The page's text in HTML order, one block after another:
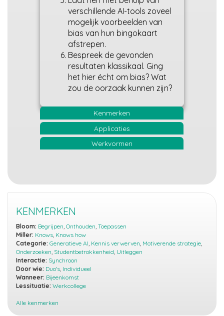
verschillende AI-tools zoveel
mogelijk voorbeelden van
bias van hun bingokaart
afstrepen.
Bespreek de gevonden
resultaten klassikaal. Ging
het hier écht om bias? Wat
zou de oorzaak kunnen zijn?
Kenmerken
Applicaties
Werkvormen
KENMERKEN
Bloom: Begrijpen, Onthouden, Toepassen
Miller: Knows, Knows how
Categorie: Generatieve AI, Kennis verwerven, Motiverende strategie,
Onderzoeken, Studentbetrokkenheid, Uitleggen
Interactie: Synchroon
Door wie: Duo's, Individueel
Wanneer: Bijeenkomst
Lessituatie: Werkcollege
Alle kenmerken